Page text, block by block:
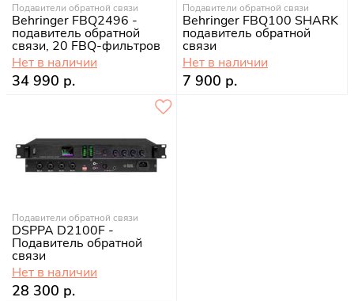
Подавители обратной связи
Behringer FBQ2496 -
подавитель обратной
связи, 20 FBQ-фильтров
на канал, 96 кГц
Нет в наличии
34 990 р.
Подавители обратной связи
Behringer FBQ100 SHARK
подавитель обратной
связи
Нет в наличии
7 900 р.
Подавители обратной связи
DSPPA D2100F -
Подавитель обратной
связи
Нет в наличии
28 300 р.